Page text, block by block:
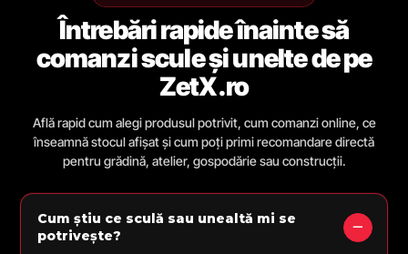
Întrebări rapide înainte să
comanzi scule și unelte de pe
ZetX.ro
Află rapid cum alegi produsul potrivit, cum comanzi online, ce
înseamnă stocul afișat și cum poți primi recomandare directă
pentru grădină, atelier, gospodărie sau construcții.
Cum știu ce sculă sau unealtă mi se
potrivește?